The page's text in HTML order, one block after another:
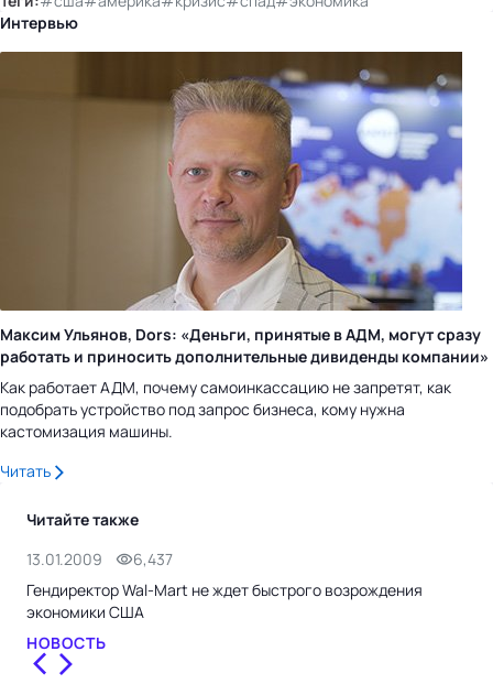
Интервью
Максим Ульянов, Dors: «Деньги, принятые в АДМ, могут сразу
работать и приносить дополнительные дивиденды компании»
Как работает АДМ, почему самоинкассацию не запретят, как
подобрать устройство под запрос бизнеса, кому нужна
кастомизация машины.
Читать
Читайте также
13.01.2009
6,437
Гендиректор Wal-Mart не ждет быстрого возрождения
экономики США
НОВОСТЬ